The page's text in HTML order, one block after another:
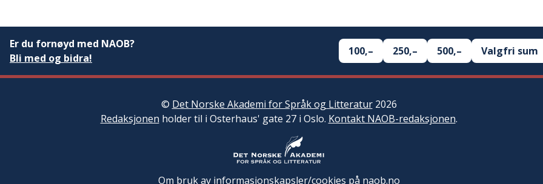
Er du fornøyd med NAOB?
Bli med og bidra!
100,– 250,– 500,– Valgfri sum
© Det Norske Akademi for Språk og Litteratur2026
Redaksjonen holder til i Osterhaus' gate 27 i Oslo. Kontakt NAOB-redaksjonen.
Om bruk av informasjonskapsler/cookies på naob.no